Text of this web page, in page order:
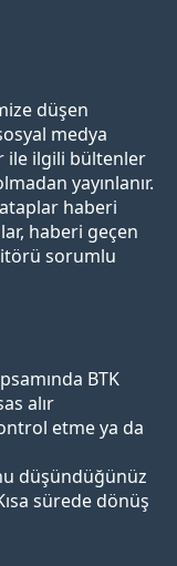
düşen
medya
ile ilgili bültenler
yayınlanır.
haberi
haberi geçen
sorumlu
BTK
alır
etme ya da
düşündüğünüz
sürede dönüş